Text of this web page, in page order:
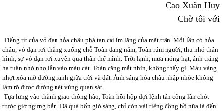
Cao Xuân Huy
Chờ tôi với
Tiếng rít của vỏ đạn hỏa châu phá tan cái im lặng của mặt trận. Mỗi lần có hỏa
châu, vỏ đạn rơi thẳng xuống chỗ Toàn đang nằm, Toàn rúm người, thu nhỏ thân
hình, sợ vỏ đạn rơi xuyên qua thân thể mình. Trời lạnh, mưa mỏng hạt, ánh trăng
hạ tuần nhờ nhợ lẫn vào màu cát. Toàn căng mắt nhìn, không thấy gì. Màu vàng
nhợt xóa mờ đường ranh giữa trời và đất. Ánh sáng hỏa châu nhập nhòe không
làm rõ được đường nét vùng quan sát.
Tựa lưng vào thành giao thông hào, Toàn hồi hộp đợi lệnh tấn công lần chót
trước giờ ngưng bắn. Đã quá bốn giờ sáng, chỉ còn vài tiếng đồng hồ nữa là đến